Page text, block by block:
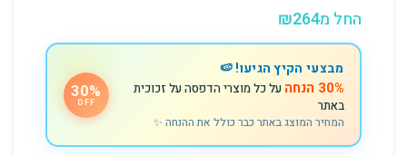
החל מ ₪264
מבצעי הקיץ הגיעו! 🍉
30% הנחה
על כל מוצרי הדפסה על זכוכית
באתר
המחיר המוצג באתר כבר כולל את ההנחה ✨
30%
OFF